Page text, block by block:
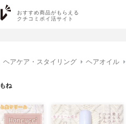
おすすめ商品がもらえる
クチコミポイ活サイト
ヘアケア・スタイリング ヘアオイル
もね